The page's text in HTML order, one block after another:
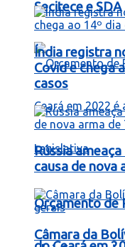
Secitece e SDA
Orçamento de
Índia registra
Covid e chega
casos
Rússia
causa de nova
Câmara da